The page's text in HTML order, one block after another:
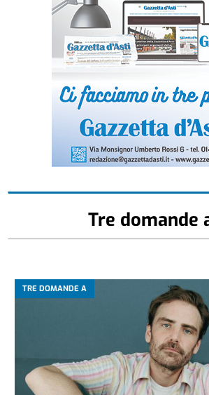
Tre domande
TRE DOMANDE A